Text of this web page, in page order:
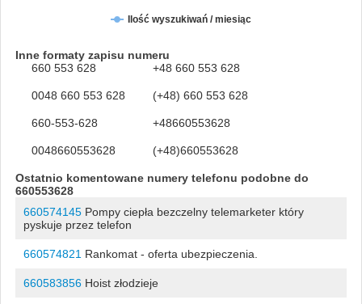
Ilość wyszukiwań / miesiąc
Inne formaty zapisu numeru
660 553 628
+48 660 553 628
0048 660 553 628 (+48) 660 553 628
660-553-628 +48660553628
0048660553628 (+48)660553628
Ostatnio komentowane numery telefonu podobne do
660553628
660574145Pompy ciepła bezczelny telemarketer który
pyskuje przez telefon
660574821 Rankomat - oferta ubezpieczenia.
660583856Hoist złodzieje